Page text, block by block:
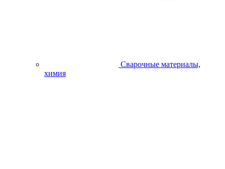
Сварочные материалы,
химия